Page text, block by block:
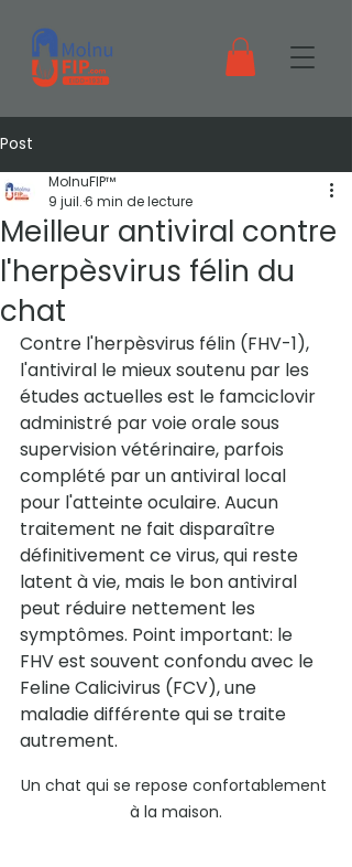
Post
Meilleur antiviral contre
l'herpèsvirus félin du
chat
MolnuFIP™
9 juil.6 min de lecture
Contre l'herpèsvirus félin (FHV-1),
l'antiviral le mieux soutenu par les
études actuelles est le famciclovir
administré par voie orale sous
supervision vétérinaire, parfois
complété par un antiviral local
pour l'atteinte oculaire. Aucun
traitement ne fait disparaître
définitivement ce virus, qui reste
latent à vie, mais le bon antiviral
peut réduire nettement les
symptômes. Point important: le
FHV est souvent confondu avec le
Feline Calicivirus (FCV), une
maladie différente qui se traite
autrement.
Un chat qui se repose confortablement
à la maison.